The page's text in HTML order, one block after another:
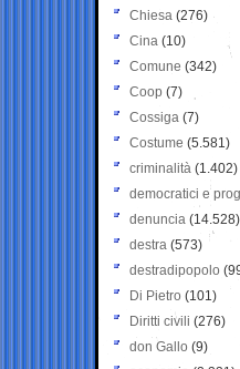
Chiesa (276)
Cina (10)
Comune (342)
Coop (7)
Cossiga (7)
Costume (5.581)
criminalità (1.402)
democratici e
denuncia (14.528)
destra (573)
destradipopolo
Di Pietro (101)
Diritti civili (276)
don Gallo (9)